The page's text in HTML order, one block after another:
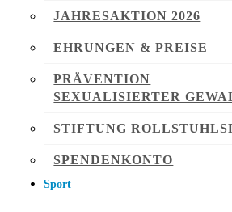
JAHRESAKTION 2026
EHRUNGEN & PREISE
PRÄVENTION
SEXUALISIERTER
STIFTUNG
SPENDENKONTO
Sport